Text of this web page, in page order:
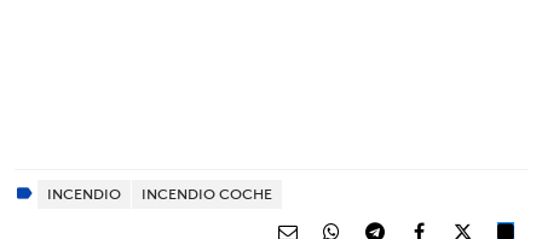
INCENDIO INCENDIO COCHE